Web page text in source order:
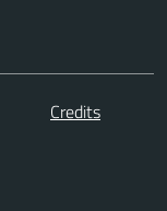
Credits